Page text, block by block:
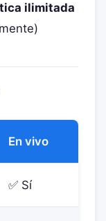
ilimitada
En vivo
✅ Sí